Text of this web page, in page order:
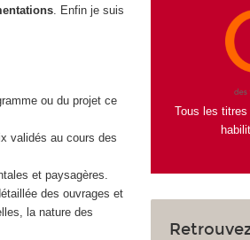
. Enfin je suis
ou du projet ce
validés au cours des
et paysagères.
des ouvrages et
la nature des
Tous les titres